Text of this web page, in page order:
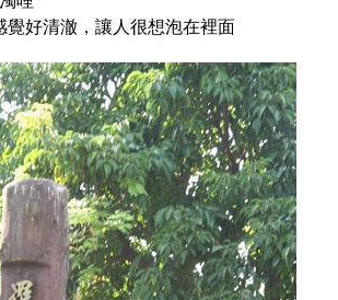
覺好清澈，讓人很想泡在裡面